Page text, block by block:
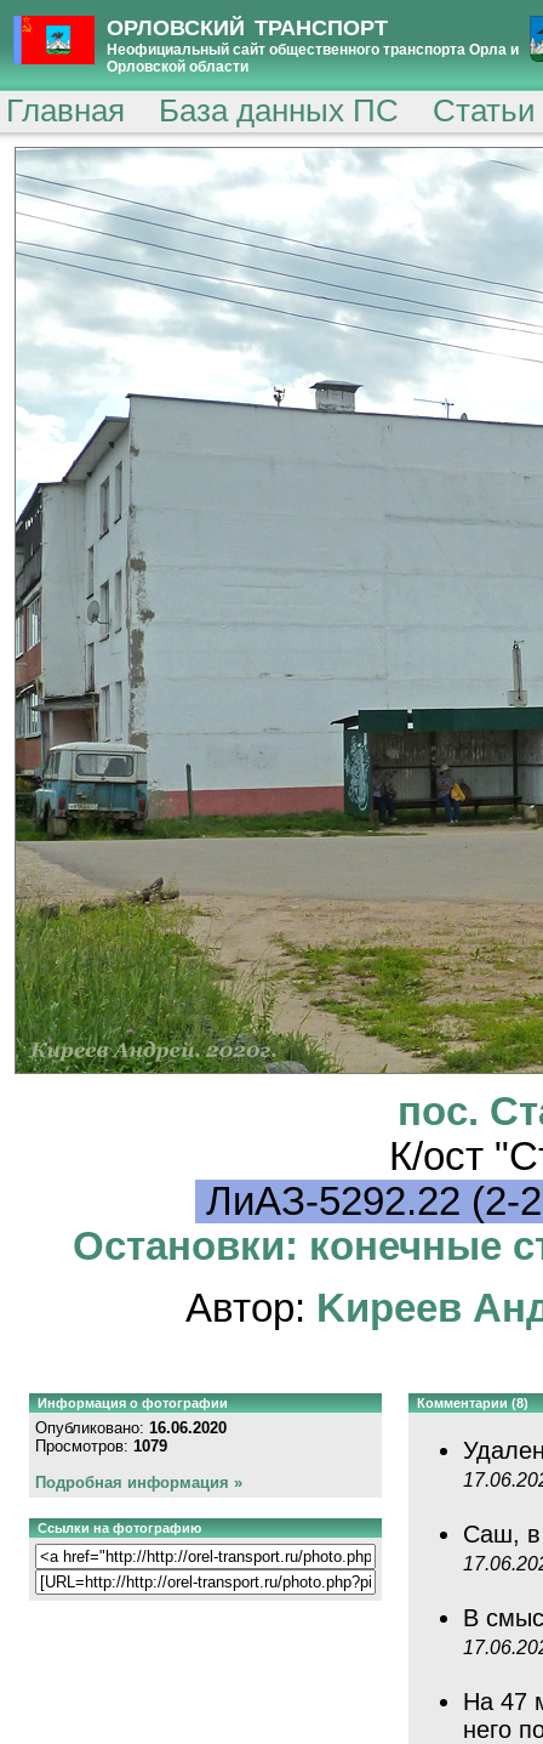
ОРЛОВСКИЙ ТРАНСПОРТ
Неофициальный сайт общественного транспорта Орла и
Орловской области
Главная База данных ПС
пос.
К/ост
ЛиАЗ-5292.22 (2-
Остановки: конечные
Автор: Kиpeeв
Информация о фотографии
Опубликовано: 16.06.2020
Просмотров: 1079
Подробная информация »
Ссылки на фотографию
Комментарии (8)
Саш,
В
На 47
него